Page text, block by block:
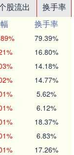
股流出
换手率
换手率
79.39%
16.80%
14.18%
14.77%
5.62%
6.12%
18.37%
6.83%
17.26%